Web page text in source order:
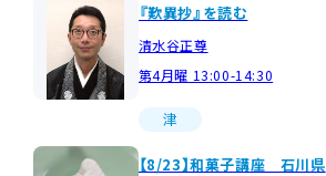
『歎異抄』を読む
清水谷正尊
第4月曜 13:00-14:30
津
【8/23】和菓子講座 石川県